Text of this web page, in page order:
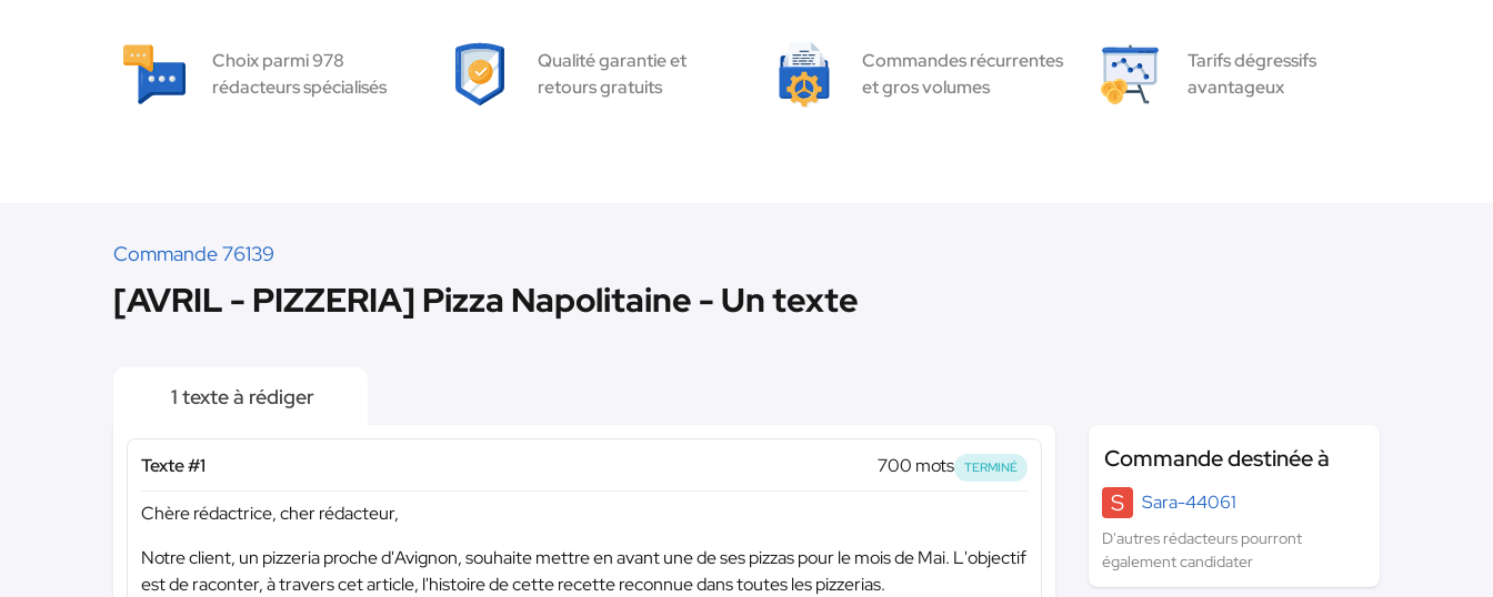
Choix parmi 978
rédacteurs spécialisés
Qualité garantie et
retours gratuits
Commandes récurrentes
et gros volumes
Tarifs dégressifs
avantageux
Commande 76139
[AVRIL - PIZZERIA] Pizza Napolitaine - Un texte
1 texte à rédiger
Texte #1 700 mots TERMINÉ
Chère rédactrice, cher rédacteur,
Notre client, un pizzeria proche d'Avignon, souhaite mettre en avant une de ses pizzas pour le mois de Mai. L'objectif
est de raconter, à travers cet article, l'histoire de cette recette reconnue dans toutes les pizzerias.
Commande destinée à
S
Sara-44061
D'autres rédacteurs pourront
également candidater